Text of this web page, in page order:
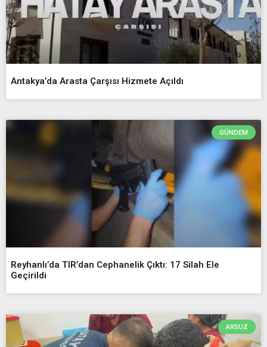
Antakya’da Arasta Çarşısı Hizmete Açıldı
GÜNDEM
Reyhanlı’da TIR’dan Cephanelik Çıktı: 17 Silah Ele
Geçirildi
ARSUZ